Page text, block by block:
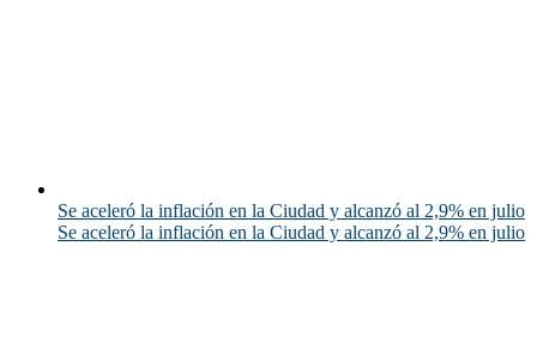
Se aceleró la inflación en la Ciudad y alcanzó al 2,9% en julio
Se aceleró la inflación en la Ciudad y alcanzó al 2,9% en julio